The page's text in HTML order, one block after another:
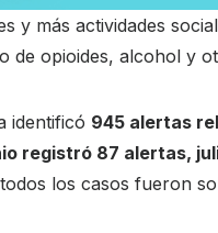
y más actividades
de opioides, alcohol y
identificó 945 alertas
registró 87 alertas,
los casos fueron